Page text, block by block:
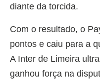
diante da torcida.
Com o resultado, o
pontos e caiu para a
A Inter de Limeira
ganhou força na